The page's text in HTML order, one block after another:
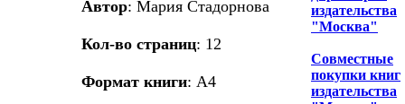
Автор: Мария Стадорнова
Кол-во страниц: 12
Формат книги: А4
издательства
"Москва"
Совместные
покупки книг
издательства